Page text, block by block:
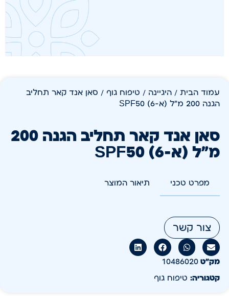
עמוד הבית / היגיינה / טיפוח גוף / סאן אנד קאר תחליב
הגנה 200 מ"ל (א-6) SPF50
סאן אנד קאר תחליב הגנה 200
מ"ל (א-6) SPF50
מפרט טכני תיאור המוצר
צור קשר
מק״ט 10486020
קטגוריה: טיפוח גוף